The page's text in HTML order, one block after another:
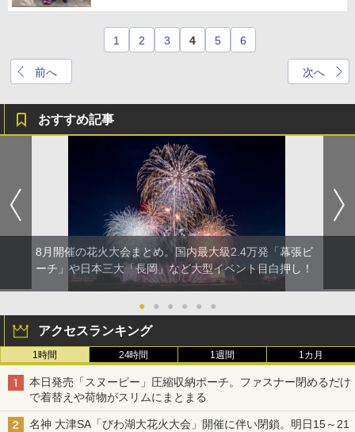
前へ
1 2 3 4 5 6
次へ
おすすめ記事
8月開催の花火大会まとめ。国内最大級2.4万発「幕張ビ
ーチ」や日本三大「長岡」など大型イベント目白押し！
● ● ● ● ● ●
アクセスランキング
1時間 24時間 1週間 1カ月
本日発売「スヌーピー」圧縮収納ポーチ。ファスナー閉めるだけ
で着替えや荷物がスリムにまとまる
名神 大津SA「びわ湖大花火大会」開催に伴い閉鎖。明日15～21